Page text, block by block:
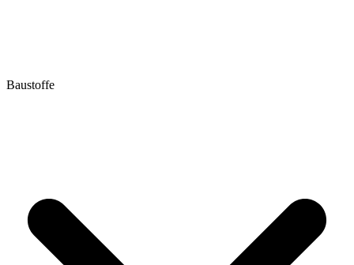
Baustoffe